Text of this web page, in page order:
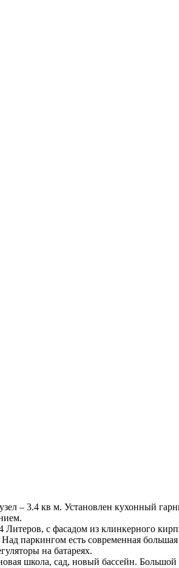
– 3.4 кв м. Установлен кухонный
с фасадом из клинкерного
паркингом есть современная
на батареях.
школа, сад, новый бассейн.